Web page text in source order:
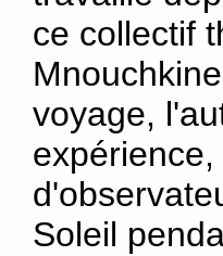
ce collectif
voyage,
Soleil